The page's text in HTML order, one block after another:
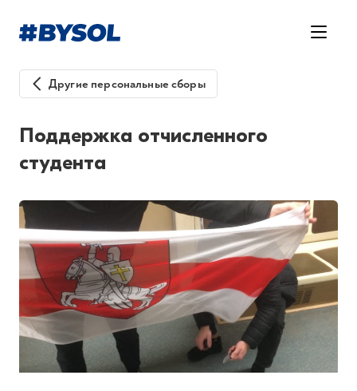
Другие персональные сборы
Поддержка отчисленного
студента